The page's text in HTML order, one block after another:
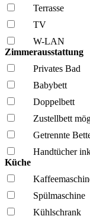
Terrasse
TV
W-LAN
Zimmerausstattung
Privates Bad
Babybett
Doppelbett
Zustellbett
Getrennte
Handtücher
Küche
Spül­maschine
Kühl­schrank